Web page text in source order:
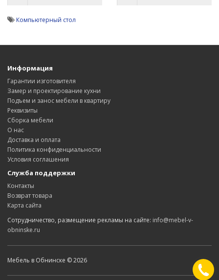
Компьютерный стол
Информация
Гарантии изготовителя
Замер и проектирование кухни
Подъем и занос мебели в квартиру
Реквизиты
Сборка мебели
О нас
Доставка и оплата
Политика конфиденциальности
Условия соглашения
Служба поддержки
Контакты
Возврат товара
Карта сайта
Сотрудничество, размещение рекламы на сайте: info@mebel-v-
obninske.ru
Мебель в Обнинске © 2026